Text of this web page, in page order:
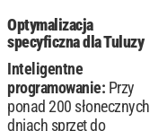
Optymalizacja
specyficzna dla Tuluzy
Inteligentne
programowanie: Przy
ponad 200 słonecznych
dniach sprzęt do